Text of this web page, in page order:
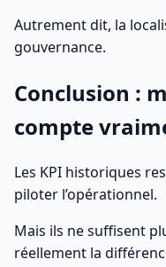
Autrement dit, la
gouvernance.
Conclusion :
compte
Les KPI historiques
piloter l’opérationnel.
Mais ils ne suffisent
réellement la